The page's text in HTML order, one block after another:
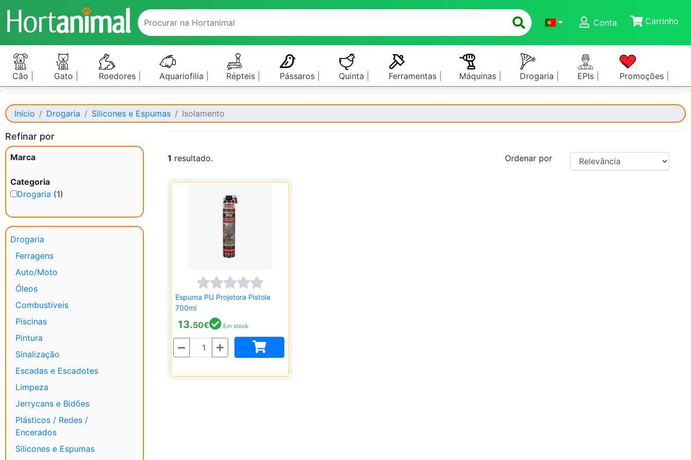
Conta
Carrinho
Cão Gato Roedores Aquariofilia Répteis Pássaros Quinta Ferramentas Máquinas Drogaria EPIs Promoções
Início Drogaria Silicones e Espumas Isolamento
Refinar por
Marca
Categoria
Drogaria (1)
Drogaria
Ferragens
Auto/Moto
Óleos
Combustiveis
Piscinas
Pintura
Sinalização
Escadas e Escadotes
Limpeza
Jerrycans e Bidões
Plásticos / Redes /
Encerados
Silicones e Espumas
1 resultado. Ordenar por
Espuma PU Projetora Pistola
700ml
13.50€ Em stock
Quantidade